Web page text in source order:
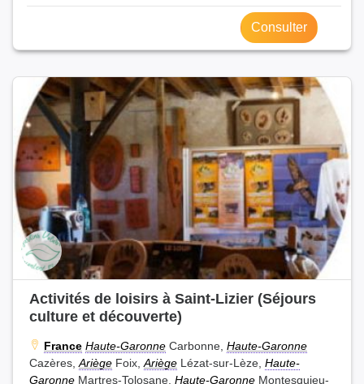
Consulter
Activités de loisirs à Saint-Lizier (Séjours
culture et découverte)
France Haute-Garonne Carbonne, Haute-Garonne
Cazères,Ariège Foix,Ariège Lézat-sur-Lèze, Haute-
Garonne Martres-Tolosane, Haute-Garonne Montesquieu-